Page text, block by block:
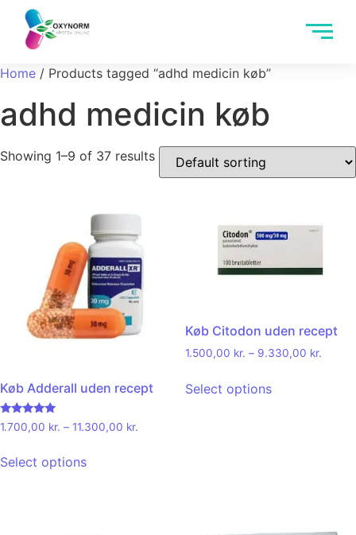
Home / Products tagged “adhd medicin køb”
adhd medicin køb
Showing 1–9 of 37 results
Køb Adderall uden recept
Rated
4.71
1.700,00 kr. – 11.300,00 kr.
Select options
Køb Citodon uden recept
1.500,00 kr. – 9.330,00 kr.
Select options